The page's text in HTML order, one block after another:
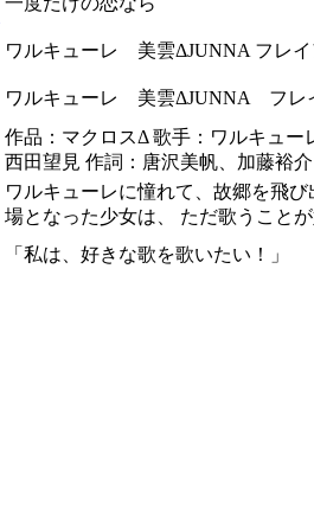
ワルキューレ 美雲ΔJUNNA フレ
ワルキューレ 美雲ΔJUNNA フレ
作品：マクロスΔ 歌手：ワル
西田望見 作詞：唐沢美帆、加藤裕
ワルキューレに憧れて、故郷を飛
場となった少女は、 ただ歌うこと
「私は、好きな歌を歌いたい！」